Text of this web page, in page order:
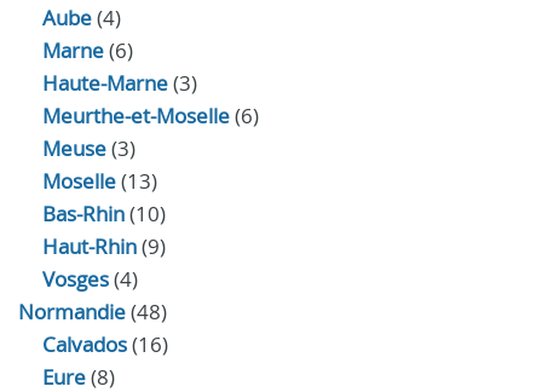
Aube(4)
Marne(6)
Haute-Marne(3)
Meurthe-et-Moselle(6)
Meuse(3)
Moselle(13)
Bas-Rhin(10)
Haut-Rhin(9)
Vosges(4)
Normandie(48)
Calvados(16)
Eure(8)